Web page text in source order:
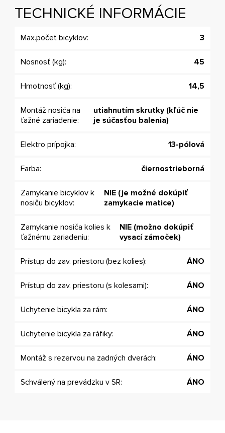
TECHNICKÉ INFORMÁCIE
Max.počet bicyklov: 3
Nosnosť (kg): 45
Hmotnosť (kg): 14,5
Montáž nosiča na
ťažné zariadenie:
utiahnutím skrutky (kľúč nie
je súčasťou balenia)
Elektro prípojka: 13-pólová
Farba: čiernostrieborná
Zamykanie bicyklov k
nosiču bicyklov:
NIE (je možné dokúpiť
zamykacie matice)
Zamykanie nosiča kolies k
ťažnému zariadeniu:
NIE (možno dokúpiť
vysací zámoček)
Prístup do zav. priestoru (bez kolies): ÁNO
Prístup do zav. priestoru (s kolesami): ÁNO
Uchytenie bicykla za rám: ÁNO
Uchytenie bicykla za ráfiky: ÁNO
Montáž s rezervou na zadných dverách: ÁNO
Schválený na prevádzku v SR: ÁNO